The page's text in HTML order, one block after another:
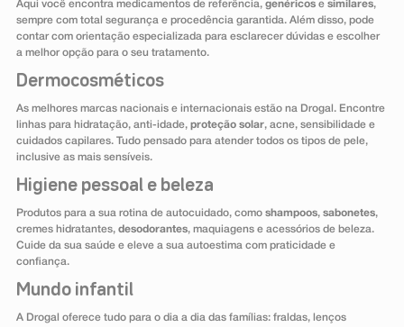
Aqui você encontra medicamentos de referência, genéricose similares,
sempre com total segurança e procedência garantida. Além disso, pode
contar com orientação especializada para esclarecer dúvidas e escolher
a melhor opção para o seu tratamento.
Dermocosméticos
As melhores marcas nacionais e internacionais estão na Drogal. Encontre
linhas para hidratação, anti-idade, proteção solar, acne, sensibilidade e
cuidados capilares. Tudo pensado para atender todos os tipos de pele,
inclusive as mais sensíveis.
Higiene pessoal e beleza
Produtos para a sua rotina de autocuidado, como shampoos, sabonetes,
cremes hidratantes, desodorantes, maquiagens e acessórios de beleza.
Cuide da sua saúde e eleve a sua autoestima com praticidade e
confiança.
Mundo infantil
A Drogal oferece tudo para o dia a dia das famílias: fraldas, lenços